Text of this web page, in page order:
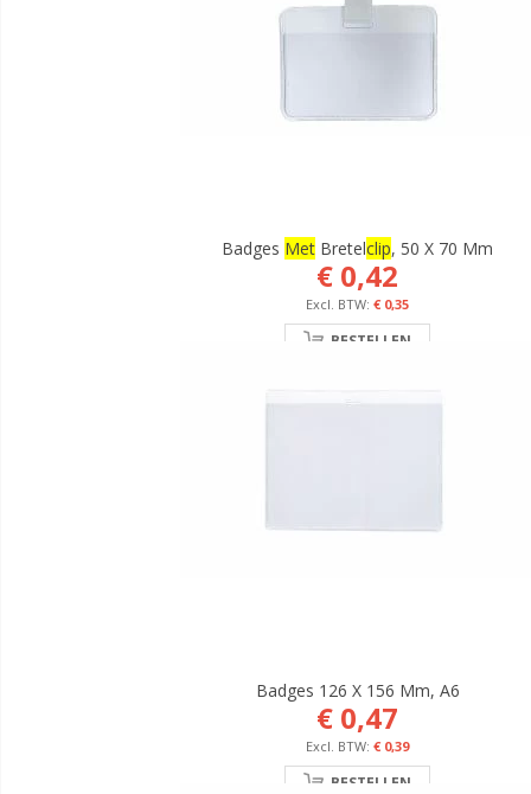
Badges Met BretelClip, 50 X 70 Mm
€ 0,42
€ 0,35
BESTELLEN
Badges 126 X 156 Mm, A6
€ 0,47
€ 0,39
BESTELLEN